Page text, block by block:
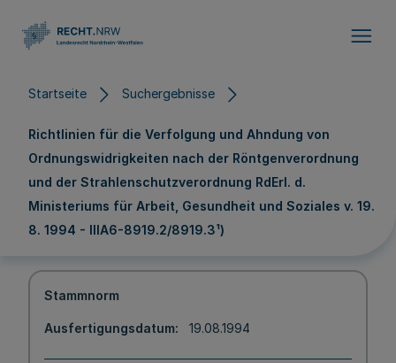
Startseite Suchergebnisse
Richtlinien für die Verfolgung und Ahndung von
Ordnungswidrigkeiten nach der Röntgenverordnung
und der Strahlenschutzverordnung RdErl. d.
Ministeriums für Arbeit, Gesundheit und Soziales v. 19.
8. 1994 - IIIA6-8919.2/8919.3¹)
Stammnorm
Ausfertigungsdatum 19.08.1994